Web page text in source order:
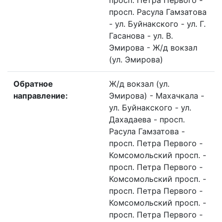
просп. Расула Гамзатова
- ул. Буйнакского - ул. Г.
Гасанова - ул. В.
Эмирова - Ж/д вокзал
(ул. Эмирова)
Обратное
направление:
Ж/д вокзал (ул.
Эмирова) - Махачкала -
ул. Буйнакского - ул.
Дахадаева - просп.
Расула Гамзатова -
просп. Петра Первого -
Комсомольский просп. -
просп. Петра Первого -
Комсомольский просп. -
просп. Петра Первого -
Комсомольский просп. -
просп. Петра Первого -